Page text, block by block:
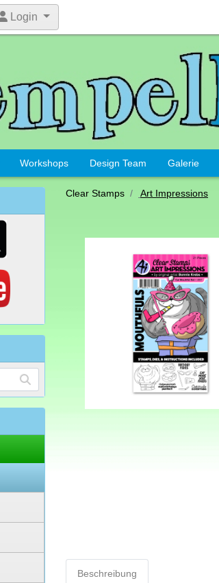
Login
Workshops Design Team Galerie
Clear Stamps Art Impressions
Beschreibung